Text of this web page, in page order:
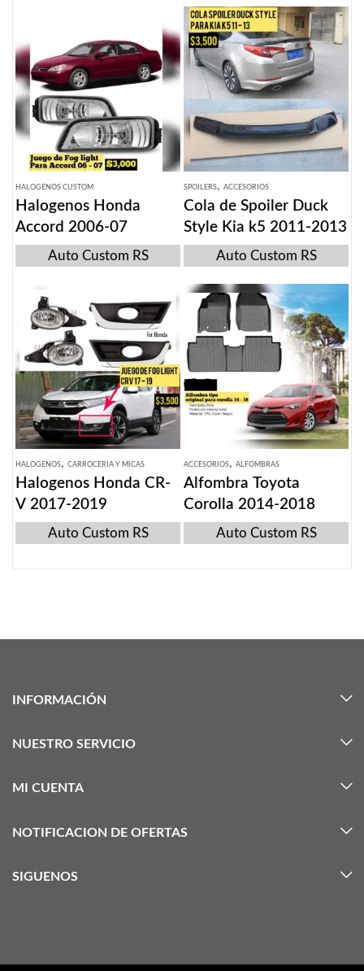
HALOGENOS CUSTOM
Halogenos Honda
Accord 2006-07
Auto Custom RS
SPOILERS, ACCESORIOS
Cola de Spoiler Duck
Style Kia k5 2011-2013
Auto Custom RS
HALOGENOS, CARROCERIA Y MICAS
Halogenos Honda CR-
V 2017-2019
Auto Custom RS
ACCESORIOS, ALFOMBRAS
Alfombra Toyota
Corolla 2014-2018
Auto Custom RS
INFORMACIÓN
NUESTRO SERVICIO
MI CUENTA
NOTIFICACION DE OFERTAS
SIGUENOS